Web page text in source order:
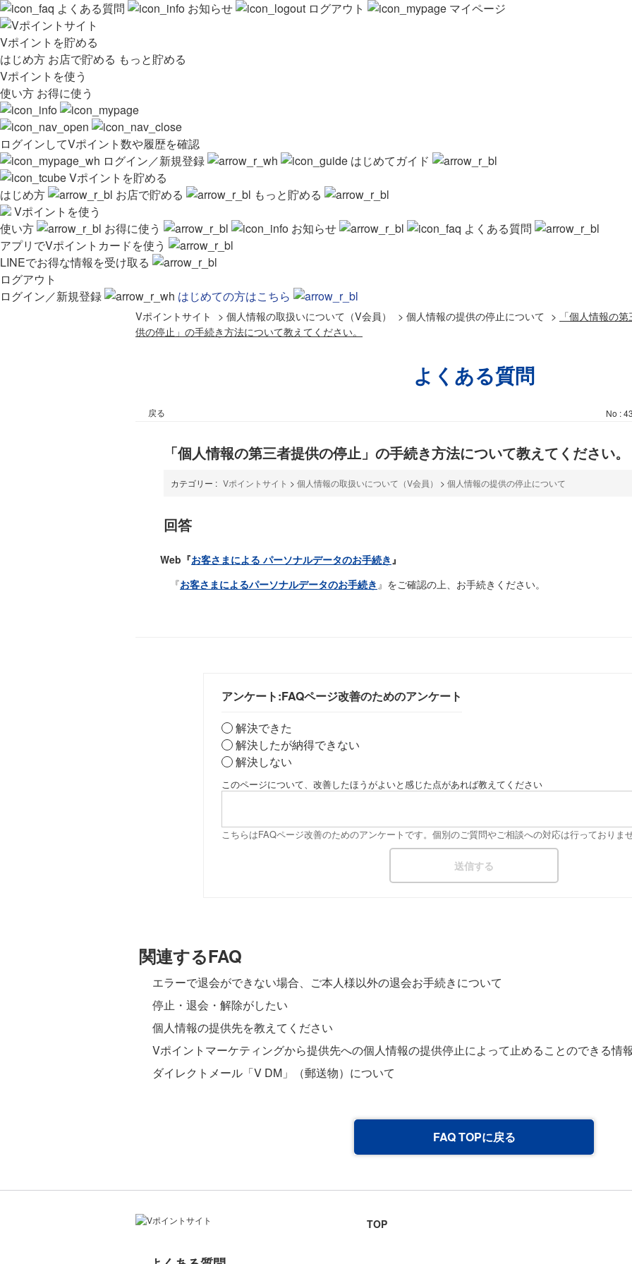
よくある質問 お知らせ ログアウト マイページ
Vポイントを貯める
はじめ方 お店で貯める もっと貯める
Vポイントを使う
使い方 お得に使う
ログインしてVポイント数や履歴を確認
ログイン／新規登録
はじめてガイド
Vポイントを貯める
はじめ方
お店で貯める
もっと貯める
Vポイントを使う
使い方
お得に使う お知らせ
よくある質問
アプリでVポイントカードを使う
LINEでお得な情報を受け取る
ログアウト
ログイン／新規登録
はじめての方はこちら
Vポイントサイト > 個人情報の取扱いについて（V会員） > 個人情報の提供の停止について >
「個人情報の
供の停止」の手続き方法について教えてください。
よくある質問
戻る No :
「個人情報の第三者提供の停止」の手続き方法について教えてください。
カテゴリー : Vポイントサイト > 個人情報の取扱いについて（V会員） > 個人情報の提供の停止について
回答
Web『お客さまによる パーソナルデータのお手続き』
『お客さまによるパーソナルデータのお手続き 』をご確認の上、お手続きください。
アンケート:FAQページ改善のためのアンケート
解決できた
解決したが納得できない
解決しない
このページについて、改善したほうがよいと感じた点があれば教えてください
こちらはFAQページ改善のためのアンケートです。個別のご質問やご相談への対応は行っておりま
関連するFAQ
エラーで退会ができない場合、ご本人様以外の退会お手続きについて
停止・退会・解除がしたい
個人情報の提供先を教えてください
Vポイントマーケティングから提供先への個人情報の提供停止によって止めることのできる情
ダイレクトメール「V DM」（郵送物）について
FAQ TOPに戻る
TOP